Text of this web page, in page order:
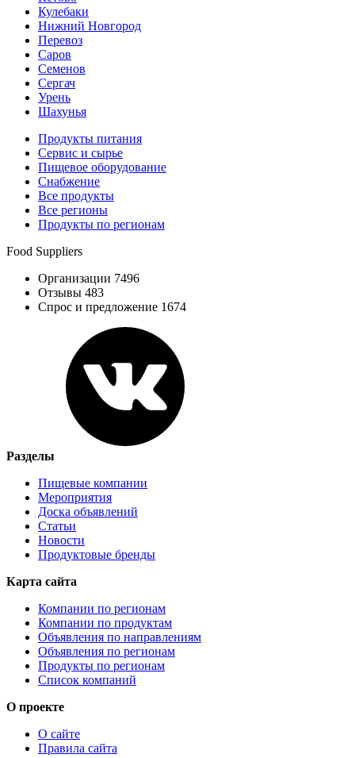
Кулебаки
Нижний Новгород
Перевоз
Саров
Семенов
Сергач
Урень
Шахунья
Продукты питания
Сервис и сырье
Пищевое оборудование
Снабжение
Все продукты
Все регионы
Продукты по регионам
Food Suppliers
Организации 7496
Отзывы 483
Спрос и предложение 1674
Разделы
Пищевые компании
Мероприятия
Доска объявлений
Статьи
Новости
Продуктовые бренды
Карта сайта
Компании по регионам
Компании по продуктам
Объявления по направлениям
Объявления по регионам
Продукты по регионам
Список компаний
О проекте
О сайте
Правила сайта